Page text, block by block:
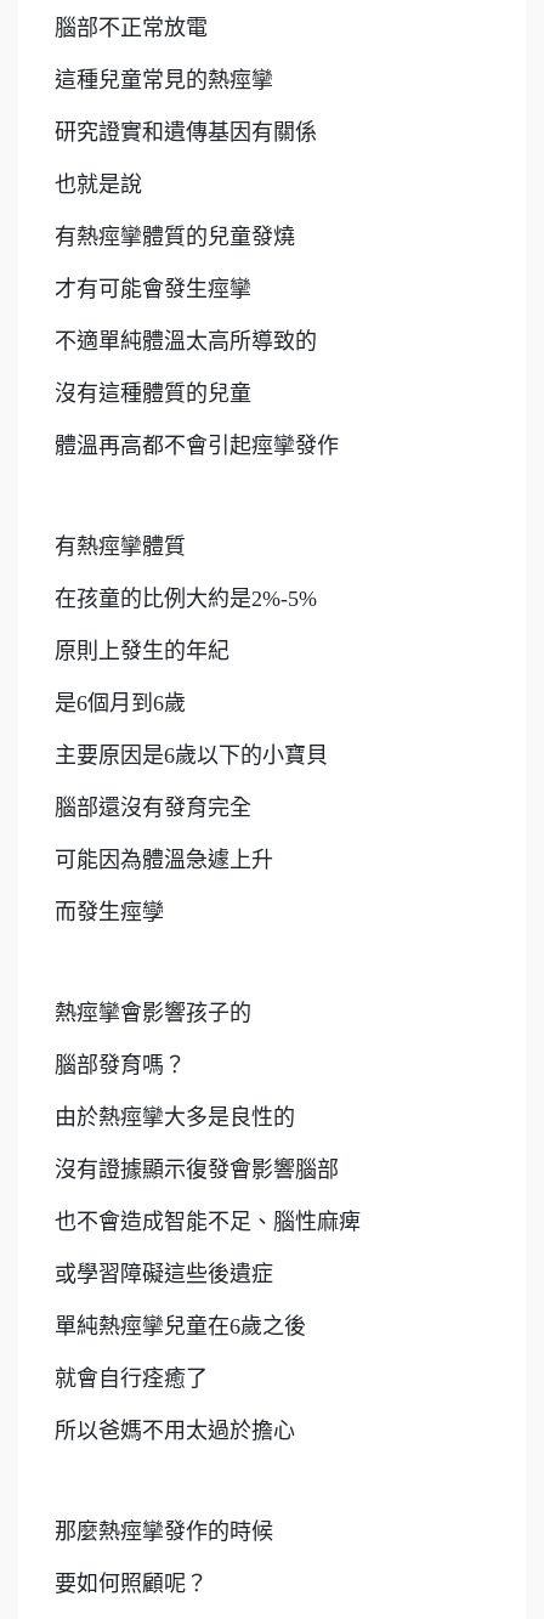
腦部不正常放電
這種兒童常見的熱痙攣
研究證實和遺傳基因有關係
也就是說
有熱痙攣體質的兒童發燒
才有可能會發生痙攣
不適單純體溫太高所導致的
沒有這種體質的兒童
體溫再高都不會引起痙攣發作
有熱痙攣體質
在孩童的比例大約是2%-5%
原則上發生的年紀
是6個月到6歲
主要原因是6歲以下的小寶貝
腦部還沒有發育完全
可能因為體溫急遽上升
而發生痙孿
熱痙攣會影響孩子的
腦部發育嗎？
由於熱痙攣大多是良性的
沒有證據顯示復發會影響腦部
也不會造成智能不足、腦性麻痺
或學習障礙這些後遺症
單純熱痙攣兒童在6歲之後
就會自行痊癒了
所以爸媽不用太過於擔心
那麼熱痙攣發作的時候
要如何照顧呢？